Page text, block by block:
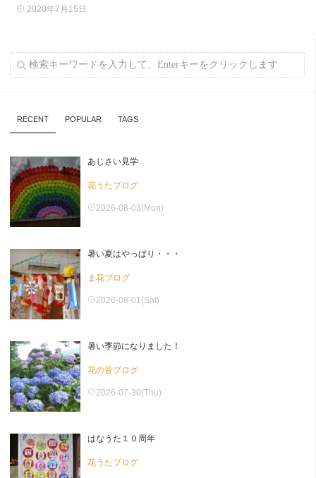
2020年7月15日
RECENT POPULAR TAGS
あじさい見学
花うたブログ
2026-08-03(Mon)
暑い夏はやっぱり・・・
ま花ブログ
2026-08-01(Sat)
暑い季節になりました！
花の音ブログ
2026-07-30(Thu)
はなうた１０周年
花うたブログ